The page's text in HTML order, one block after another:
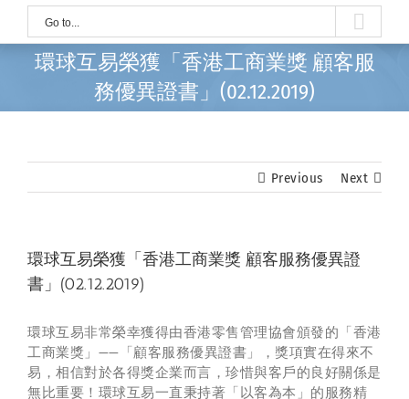
Go to...
環球互易榮獲「香港工商業獎 顧客服
務優異證書」(02.12.2019)
Previous Next
環球互易榮獲「香港工商業獎 顧客服務優異證
書」(02.12.2019)
環球互易非常榮幸獲得由香港零售管理協會頒發的「香港
工商業獎」——「 顧客服務優異證書 」，獎項實在得來不
易，相信對於各得獎企業而言，珍惜與客戶的良好關係是
無比重要！環球互易一直秉持著「 以客為本 」的服務精